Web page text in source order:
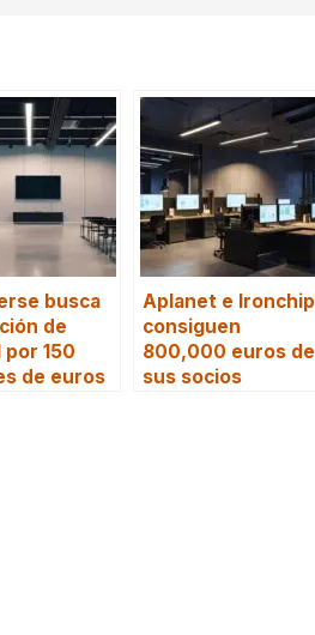
busca
de
150
de euros
Aplanet e Ironchip
consiguen
800,000 euros de
sus socios